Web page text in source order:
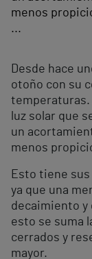
menos
...
Desde hace
otoño con su
temperaturas.
luz solar que
un
menos
Esto tiene
ya que una
decaimiento y
esto se suma
cerrados y
mayor.